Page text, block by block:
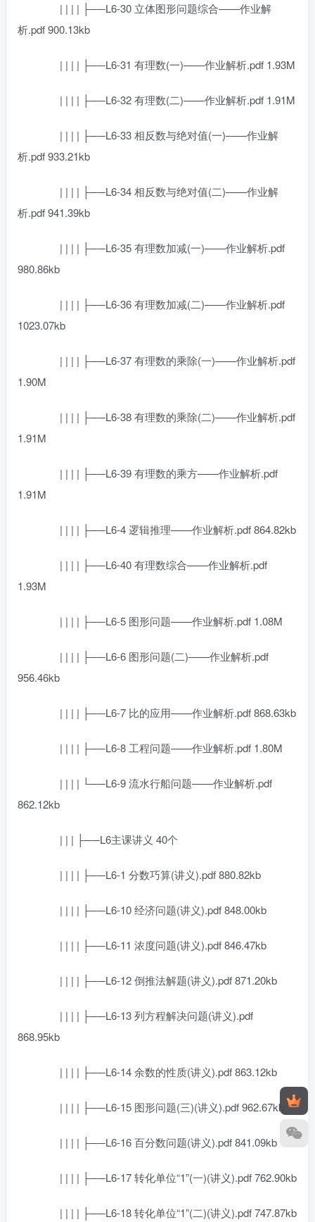
| | | | ├──L6-30 立体图形问题综合——作业解
析.pdf 900.13kb
| | | | ├──L6-31 有理数(一)——作业解析.pdf 1.93M
| | | | ├──L6-32 有理数(二)——作业解析.pdf 1.91M
| | | | ├──L6-33 相反数与绝对值(一)——作业解
析.pdf 933.21kb
| | | | ├──L6-34 相反数与绝对值(二)——作业解
析.pdf 941.39kb
| | | | ├──L6-35 有理数加减(一)——作业解析.pdf
980.86kb
| | | | ├──L6-36 有理数加减(二)——作业解析.pdf
1023.07kb
| | | | ├──L6-37 有理数的乘除(一)——作业解析.pdf
1.90M
| | | | ├──L6-38 有理数的乘除(二)——作业解析.pdf
1.91M
| | | | ├──L6-39 有理数的乘方——作业解析.pdf
1.91M
| | | | ├──L6-4 逻辑推理——作业解析.pdf 864.82kb
| | | | ├──L6-40 有理数综合——作业解析.pdf
1.93M
| | | | ├──L6-5 图形问题——作业解析.pdf 1.08M
| | | | ├──L6-6 图形问题(二)——作业解析.pdf
956.46kb
| | | | ├──L6-7 比的应用——作业解析.pdf 868.63kb
| | | | ├──L6-8 工程问题——作业解析.pdf 1.80M
| | | | └──L6-9 流水行船问题——作业解析.pdf
862.12kb
| | | ├──L6主课讲义 40个
| | | | ├──L6-1 分数巧算(讲义).pdf 880.82kb
| | | | ├──L6-10 经济问题(讲义).pdf 848.00kb
| | | | ├──L6-11 浓度问题(讲义).pdf 846.47kb
| | | | ├──L6-12 倒推法解题(讲义).pdf 871.20kb
| | | | ├──L6-13 列方程解决问题(讲义).pdf
868.95kb
| | | | ├──L6-14 余数的性质(讲义).pdf 863.12kb
| | | | ├──L6-15 图形问题(三)(讲义).pdf 962.67kb
| | | | ├──L6-16 百分数问题(讲义).pdf 841.09kb
| | | | ├──L6-17 转化单位“1”(一)(讲义).pdf 762.90kb
| | | | ├──L6-18 转化单位“1”(二)(讲义).pdf 747.87kb